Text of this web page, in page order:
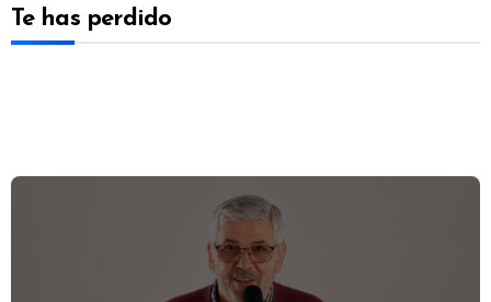
Te has perdido